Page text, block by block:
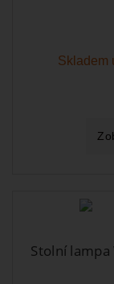
Skladem
Stolní lampa